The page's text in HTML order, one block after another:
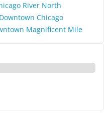
River North
Chicago
Magnificent Mile